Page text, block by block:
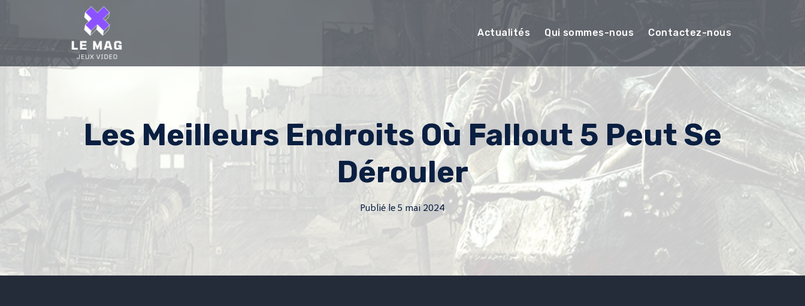
Actualités Qui sommes-nous Contactez-nous
Les Meilleurs Endroits Où Fallout 5 Peut Se
Dérouler
Publié le 5 mai 2024